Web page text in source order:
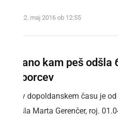
nedelja, 22. maj 2016 ob 12:55
Neznano kam peš
Sebeborcev
Danes v dopoldanskem času je
peš odšla Marta Gerenčer, roj.